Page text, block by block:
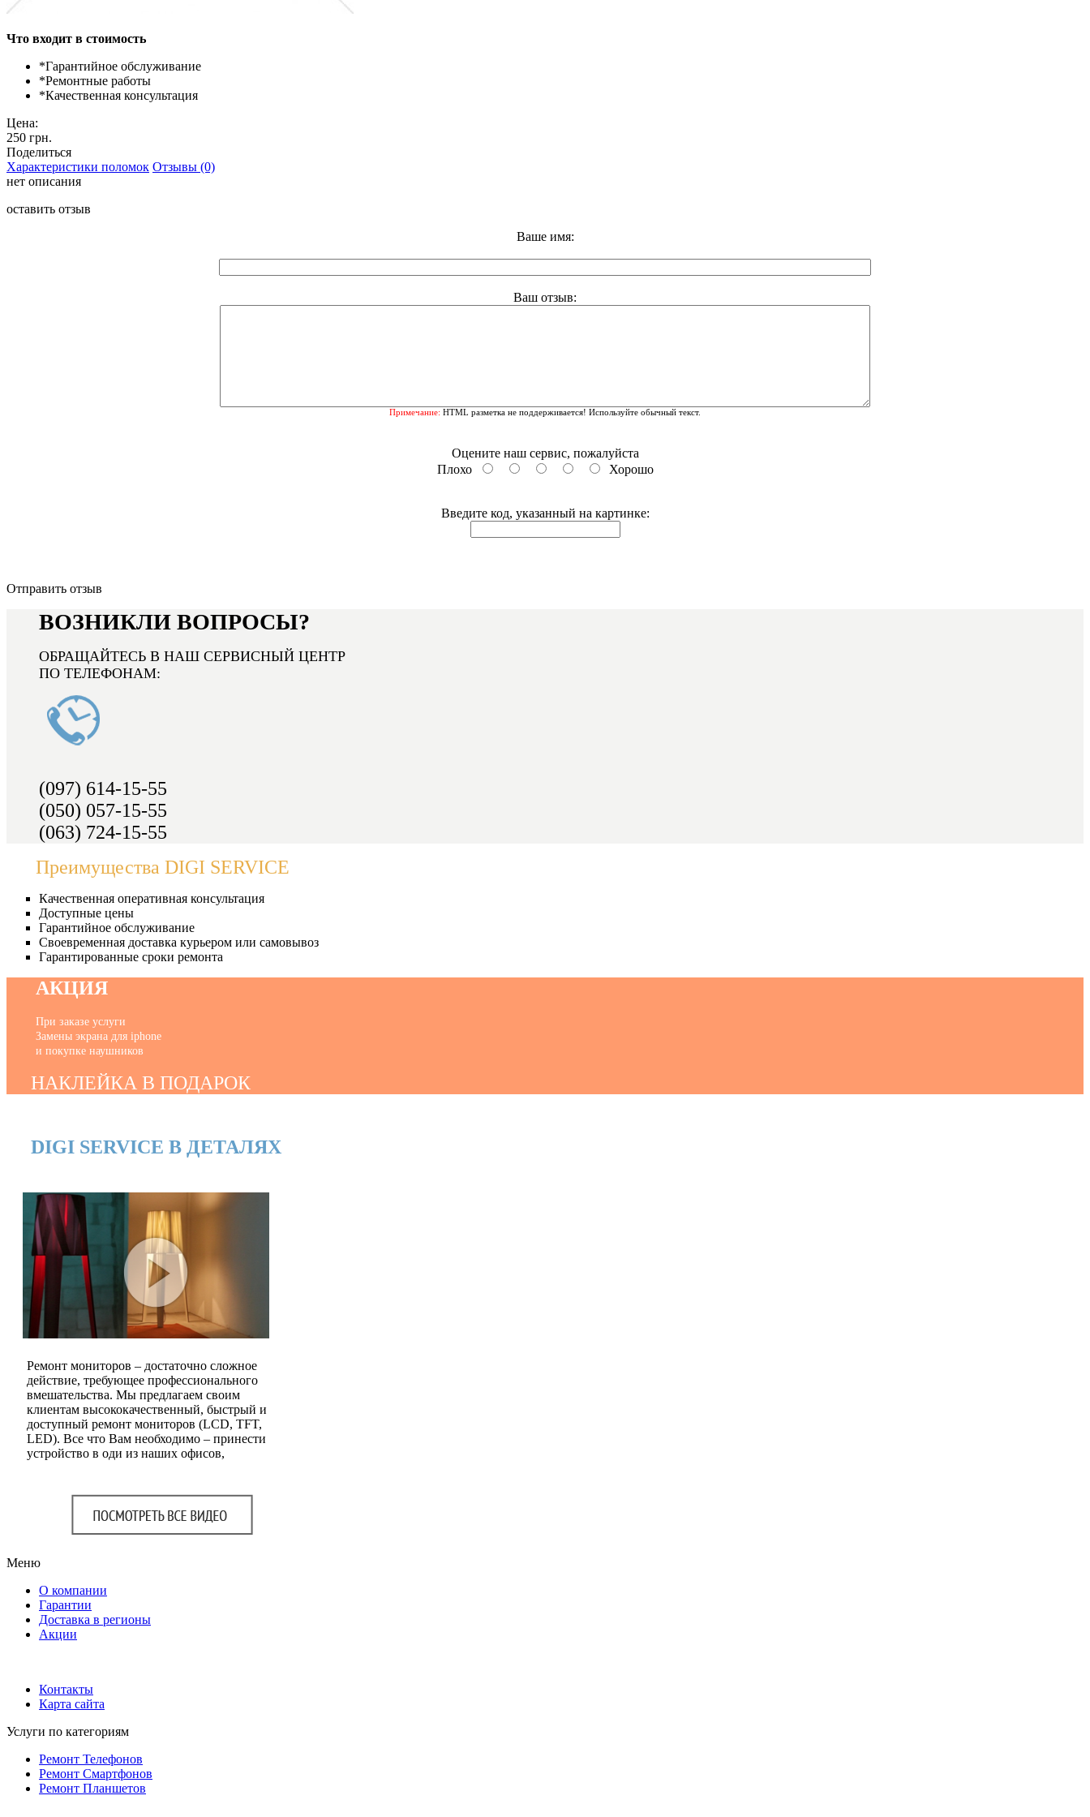
Что входит в стоимость
*Гарантийное обслуживание
*Ремонтные работы
*Качественная консультация
Цена:
250 грн.
Поделиться
Характеристики поломок Отзывы (0)
нет описания
оставить отзыв
Ваше имя:
Ваш отзыв:
Примечание: HTML разметка не поддерживается! Используйте обычный текст.
Оцените наш сервис, пожалуйста
Плохо
Хорошо
Введите код, указанный на картинке:
Отправить отзыв
ВОЗНИКЛИ ВОПРОСЫ?
ОБРАЩАЙТЕСЬ В НАШ СЕРВИСНЫЙ ЦЕНТР
ПО ТЕЛЕФОНАМ:
(097) 614-15-55
(050) 057-15-55
(063) 724-15-55
Преимущества DIGI SERVICE
Качественная оперативная консультация
Доступные цены
Гарантийное обслуживание
Своевременная доставка курьером или самовывоз
Гарантированные сроки ремонта
АКЦИЯ
При заказе услуги
Замены экрана для iphone
и покупке наушников
НАКЛЕЙКА В ПОДАРОК
DIGI SERVICE В ДЕТАЛЯХ
Ремонт мониторов – достаточно сложное
действие, требующее профессионального
вмешательства. Мы предлагаем своим
клиентам высококачественный, быстрый и
доступный ремонт мониторов (LCD, TFT,
LED). Все что Вам необходимо – принести
устройство в оди из наших офисов,
Меню
О компании
Гарантии
Доставка в регионы
Акции
Контакты
Карта сайта
Услуги по категориям
Ремонт Телефонов
Ремонт Смартфонов
Ремонт Планшетов